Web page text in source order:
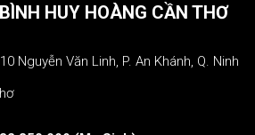
HUY HOÀNG CẦN THƠ
Nguyễn Văn Linh, P. An Khánh, Q. Ninh